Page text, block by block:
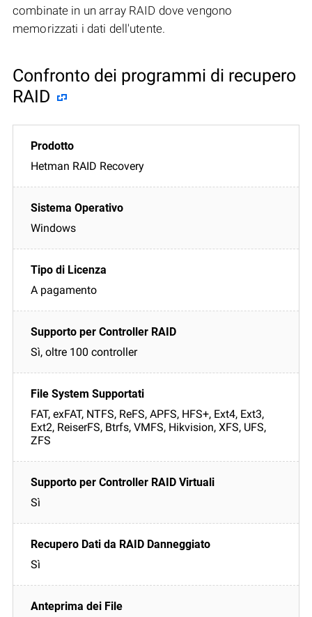
combinate in un array RAID dove vengono
memorizzati i dati dell'utente.
Confronto dei programmi di recupero
RAID
Hetman RAID Recovery
Windows
A pagamento
Sì, oltre 100 controller
FAT, exFAT, NTFS, ReFS, APFS, HFS+, Ext4, Ext3,
Ext2, ReiserFS, Btrfs, VMFS, Hikvision, XFS, UFS,
ZFS
Sì
Sì